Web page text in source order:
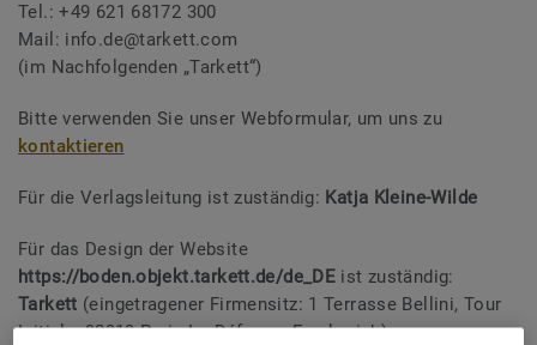
Tel.: +49 621 68172 300
Mail: info.de@tarkett.com
(im Nachfolgenden „Tarkett“)
Bitte verwenden Sie unser Webformular, um uns zu
kontaktieren
Für die Verlagsleitung ist zuständig: Katja Kleine-Wilde
Für das Design der Website
https://boden.objekt.tarkett.de/de_DE ist zuständig:
Tarkett (eingetragener Firmensitz: 1 Terrasse Bellini, Tour
Initiale, 92919 Paris La Défense, Frankreich).